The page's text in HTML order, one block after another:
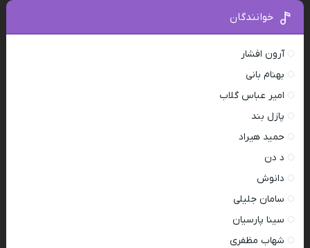
خوانندگان
آرون افشار
بهنام بانی
امیر عباس گلاب
پازل بند
حمید هیراد
د دن
دانوش
سامان جلیلی
سینا پارسیان
شهاب مظفری